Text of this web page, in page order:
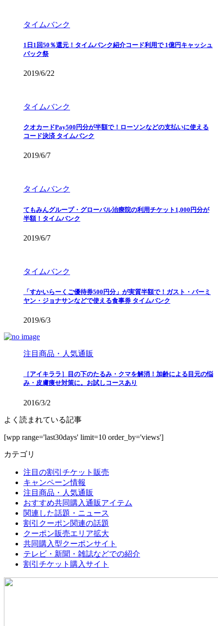
タイムバンク
1日1回50％還元！タイムバンク紹介コード利用で 1億円キャッシュ
バック祭
2019/6/22
タイムバンク
クオカードPay500円分が半額で！ローソンなどの支払いに使える
コード決済 タイムバンク
2019/6/7
タイムバンク
てもみんグループ・グローバル治療院の利用チケット1,000円分が
半額！タイムバンク
2019/6/7
タイムバンク
「すかいらーくご優待券500円分」が実質半額で！ガスト・バーミ
ヤン・ジョナサンなどで使える食事券 タイムバンク
2019/6/3
注目商品・人気通販
［アイキララ］目の下のたるみ・クマを解消！加齢による目元の悩
み・皮膚痩せ対策に。お試しコースあり
2016/3/2
よく読まれている記事
[wpp range='last30days' limit=10 order_by='views']
カテゴリ
注目の割引チケット販売
キャンペーン情報
注目商品・人気通販
おすすめ共同購入通販アイテム
関連した話題・ニュース
割引クーポン関連の話題
クーポン販売エリア拡大
共同購入型クーポンサイト
テレビ・新聞・雑誌などでの紹介
割引チケット購入サイト